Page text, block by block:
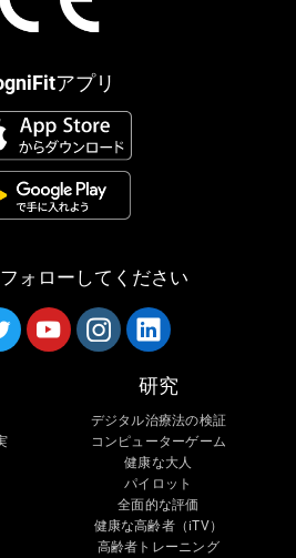
アプリ
ォローしてください
研究
デジタル治療法の検証
コンピューターゲーム
健康な大人
パイロット
全面的な評価
健康な高齢者（iTV）
高齢者トレーニング